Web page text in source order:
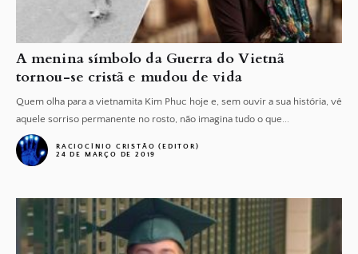
A menina símbolo da Guerra do Vietnã
tornou-se cristã e mudou de vida
Quem olha para a vietnamita Kim Phuc hoje e, sem ouvir a sua história, vê
aquele sorriso permanente no rosto, não imagina tudo o que...
RACIOCÍNIO CRISTÃO (EDITOR)
24 DE MARÇO DE 2019